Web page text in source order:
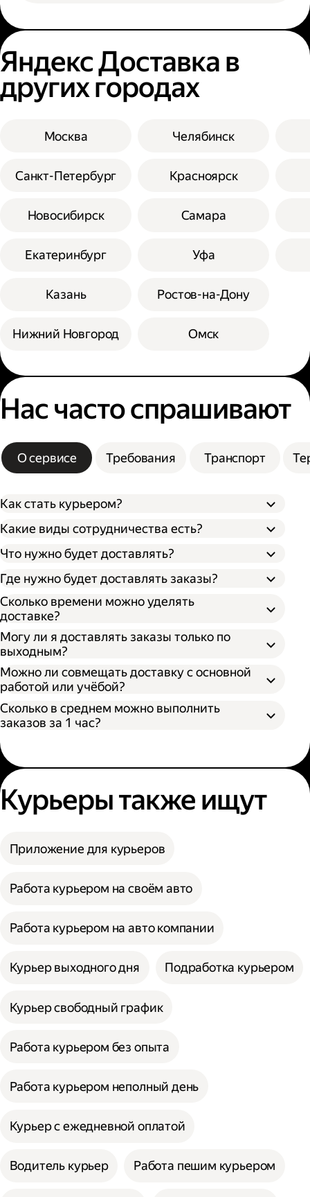
Яндекс Доставка в
других городах
Москва
Санкт-Петербург
Новосибирск
Екатеринбург
Казань
Нижний Новгород
Челябинск
Красноярск
Самара
Уфа
Ростов-на-Дону
Омск
Нас часто спрашивают
О сервисе Требования Транспорт
Как стать курьером?
Какие виды сотрудничества есть?
Через парк;
Через парк как самозанятый;
Как самозанятый;
Как индивидуальный предприниматель;
Что нужно будет доставлять?
Где нужно будет доставлять заказы?
Сколько времени можно уделять
доставке?
Могу ли я доставлять заказы только по
выходным?
Можно ли совмещать доставку с основной
работой или учёбой?
Сколько в среднем можно выполнить
заказов за 1 час?
Курьеры также ищут
Приложение для курьеров
Работа курьером на своём авто
Работа курьером на авто компании
Курьер выходного дня Подработка курьером
Курьер свободный график
Работа курьером без опыта
Работа курьером неполный день
Курьер с ежедневной оплатой
Водитель курьер Работа пешим курьером